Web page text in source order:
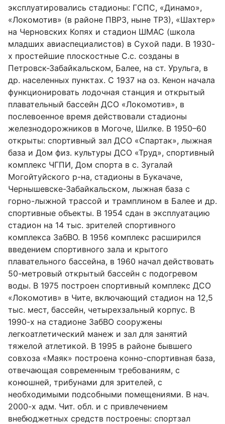
эксплуатировались стадионы: ГСПС, «Динамо»,
«Локомотив» (в районе ПВРЗ, ныне ТРЗ), «Шахтер»
на Черновских Копях и стадион ШМАС (школа
младших авиаспециалистов) в Сухой пади. В 1930-
х простейшие плоскостные С.с. созданы в
Петровск-Забайкальском, Балее, на ст. Урульга, в
др. населенных пунктах. С 1937 на оз. Кенон начала
функционировать лодочная станция и открытый
плавательный бассейн ДСО «Локомотив», в
послевоенное время действовали стадионы
железнодорожников в Могоче, Шилке. В 1950–60
открыты: спортивный зал ДСО «Спартак», лыжная
база и Дом физ. культуры ДСО «Труд», спортивный
комплекс ЧГПИ, Дом спорта в с. Зугалай
Могойтуйского р-на, стадионы в Букачаче,
Чернышевске-Забайкальском, лыжная база с
горно-лыжной трассой и трамплином в Балее и др.
спортивные объекты. В 1954 сдан в эксплуатацию
стадион на 14 тыс. зрителей спортивного
комплекса ЗабВО. В 1956 комплекс расширился
введением спортивного зала и крытого
плавательного бассейна, в 1960 начал действовать
50-метровый открытый бассейн с подогревом
воды. В 1975 построен спортивный комплекс ДСО
«Локомотив» в Чите, включающий стадион на 12,5
тыс. мест, бассейн, четырехзальный корпус. В
1990-х на стадионе ЗабВО сооружены
легкоатлетический манеж и зал для занятий
тяжелой атлетикой. В 1995 в районе бывшего
совхоза «Маяк» построена конно-спортивная база,
отвечающая современным требованиям, с
конюшней, трибунами для зрителей, с
необходимыми подсобными помещениями. В нач.
2000-х адм. Чит. обл. и с привлечением
внебюджетных средств построены: спортзал